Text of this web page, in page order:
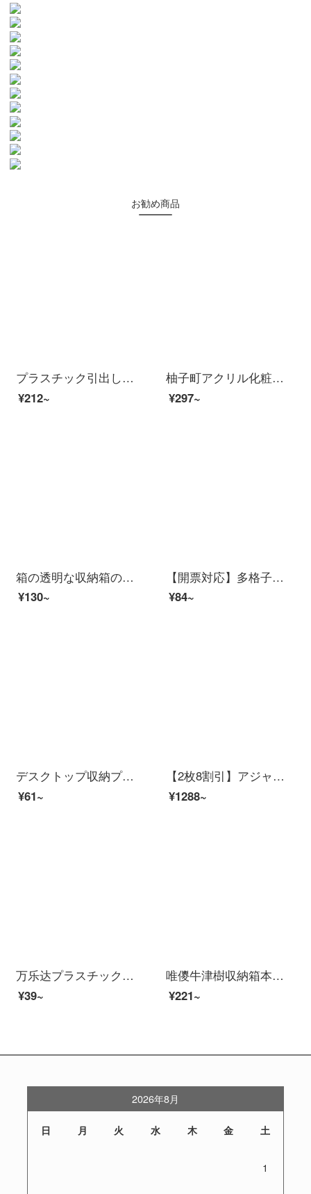
お勧め商品
プラスチック引出し式デスクトップ化粧品収納ボックス学生防塵透明スキンケア用品収納棚文具デスク収納ボックス少女アクセサリーケース白米4階引き出し収納ボックス+シール
¥212~
柚子町アクリル化粧品収納ボックス透明化粧綿クレンジング綿棒収納ケース
¥297~
箱の透明な収納箱の整理箱のプラスチックケースには、大きいサイズの携帯ロッカーのおもちゃの収納箱の漱漱があります。二つの小さいサイズ（全部で2つ）は、幅28、幅21、高さ17センチで、透明です。
¥130~
【開票対応】多格子部品ケース透明プラスチック電子部品分類格子工具箱小ねじ箱収納ケース10 gトランペット（取り外し可能）
¥84~
デスクトップ収納プラスチックケース透明デスクデスクデスク整理ボックス化粧品収納ケース純色シンプル現代風厚手収納ケース透明トランペット6コマ（15.5*11*7）
¥61~
【2枚8割引】アジャリアプラスネット紅防塵化粧品収納ケースデスクトップ透明ドレッサーアークスキンケア用品口紅アクセサリー棚【アーチトップ+左右3小引き出し+シングル大引き出し】
¥1288~
万乐达プラスチック部品ケース収納ケース引出し式部品ケース分格部品乐高収納箱電子部品部品部品部品部品部品部品ボックスF 0〓灰色のケース-透明引き出し
¥39~
唯儍牛津樹収納箱本整理神器高校生教室家庭図書透明収納箱寮に本整理箱お菓子収納箱【大サイズシングル】牛津樹を置くことができます。
¥221~
2026年8月
日 月 火 水 木 金 土
1